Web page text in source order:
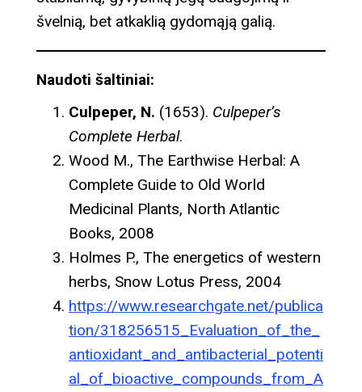
švelnią, bet atkaklią gydomąją galią.
Naudoti šaltiniai:
Culpeper, N. (1653). Culpeper’s
Complete Herbal.
Wood M., The Earthwise Herbal: A
Complete Guide to Old World
Medicinal Plants, North Atlantic
Books, 2008
Holmes P., The energetics of western
herbs, Snow Lotus Press, 2004
https://www.researchgate.net/publica
tion/318256515_Evaluation_of_the_
antioxidant_and_antibacterial_potenti
al_of_bioactive_compounds_from_A